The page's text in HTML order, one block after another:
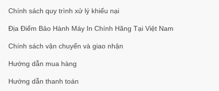
Chính sách quy trình xử lý khiếu nại
Địa Điểm Bảo Hành Máy In Chính Hãng Tại Việt Nam
Chính sách vận chuyển và giao nhận
Hướng dẫn mua hàng
Hướng dẫn thanh toán